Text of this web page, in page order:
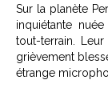
Sur la planète
inquiétante
tout-terrain.
grièvement
étrange